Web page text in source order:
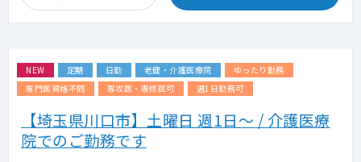
NEW 定期 日勤 老健・介護医療院
ゆったり勤務
専門医資格不問
専攻医・専修医可 週1日勤務可
【埼玉県川口市】土曜日 週1日～ / 介護医療
院でのご勤務です